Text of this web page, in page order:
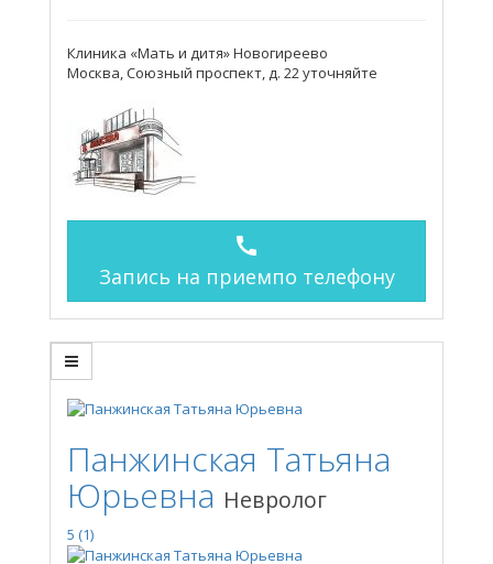
Клиника «Мать и дитя» Новогиреево
Москва, Союзный проспект, д. 22уточняйте
call
Запись на приемпо телефону
Панжинская Татьяна
Юрьевна Невролог
5 (1)